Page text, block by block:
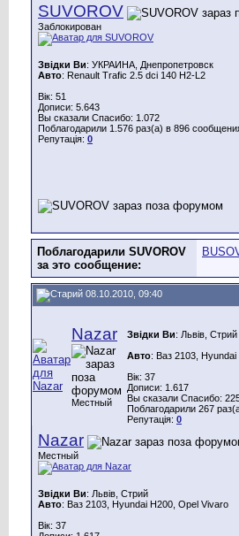
SUVOROV
Заблокирован
Звідки Ви: УКРАИНА, Днепропетровск
Авто: Renault Trafic 2.5 dci 140 H2-L2
Вік: 51
Дописи: 5.643
Вы сказали Спасибо: 1.072
Поблагодарили 1.576 раз(а) в 896
Репутація: 0
Поблагодарили SUVOROV
за это сообщение:
08.10.2010, 09:40
Nazar
Местный
Звідки Ви: Львів, Стрий
Авто: Ваз 2103,
Вік: 37
Дописи: 1.617
Вы сказали Спасибо:
Поблагодарили 267
Репутація: 0
Nazar
Местный
Звідки Ви: Львів, Стрий
Авто: Ваз 2103, Hyundai H200, Opel Vivaro
Вік: 37